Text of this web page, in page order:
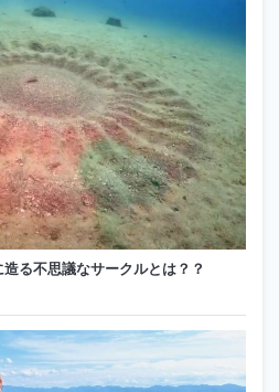
る不思議なサークルとは？？